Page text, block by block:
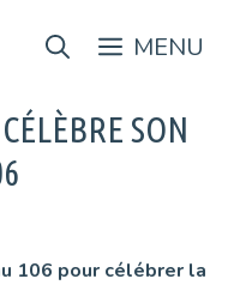
MENU
SON
106 pour célébrer la